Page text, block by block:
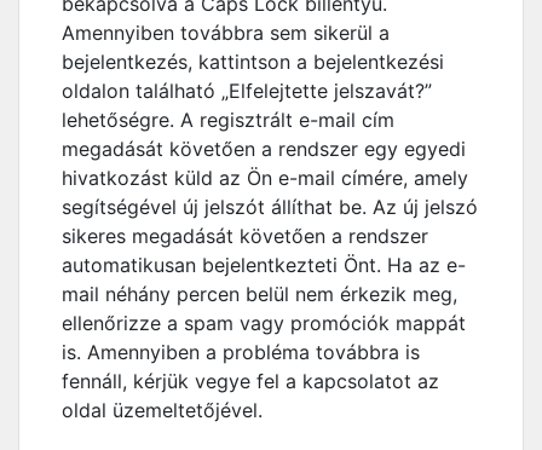
Amennyiben továbbra sem sikerül a
bejelentkezés, kattintson a bejelentkezési
oldalon található „Elfelejtette jelszavát?”
lehetőségre. A regisztrált e-mail cím
megadását követően a rendszer egy egyedi
hivatkozást küld az Ön e-mail címére, amely
segítségével új jelszót állíthat be. Az új jelszó
sikeres megadását követően a rendszer
automatikusan bejelentkezteti Önt. Ha az e-
mail néhány percen belül nem érkezik meg,
ellenőrizze a spam vagy promóciók mappát
is. Amennyiben a probléma továbbra is
fennáll, kérjük vegye fel a kapcsolatot az
oldal üzemeltetőjével.